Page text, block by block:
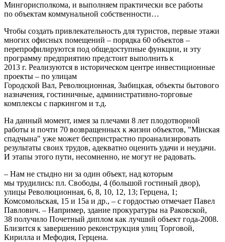
Мингорисполкома, и выполняем практически все работы
по объектам коммунальной собственности…
Чтобы создать привлекательность для туристов, первые этажи
многих офисных помещений – порядка 60 объектов –
перепрофилируются под общедоступные функции, и эту
программу предприятию предстоит выполнить к
2013 г. Реализуются в историческом центре инвестиционные
проекты – по улицам
Городской Вал, Революционная, Зыбицкая, объекты бытового
назначения, гостиничные, административно-торговые
комплексы с паркингом и т.д.
На данный момент, имея за плечами 8 лет плодотворной
работы и почти 70 возвращенных к жизни объектов, "Мінская
спадчына" уже может беспристрастно проанализировать
результаты своих трудов, адекватно оценить удачи и неудачи.
И этапы этого пути, несомненно, не могут не радовать.
– Нам не стыдно ни за один объект, над которым
мы трудились: пл. Свободы, 4 (большой гостиный двор),
улицы Революционная, 6, 8, 10, 12, 13; Герцена, 1;
Комсомольская, 15 и 15а и др., – с гордостью отмечает Павел
Павлович. – Например, здание прокуратуры на Раковской,
38 получило Почетный диплом как лучший объект года-2008.
Близится к завершению реконструкция улиц Торговой,
Кирилла и Мефодия, Герцена.